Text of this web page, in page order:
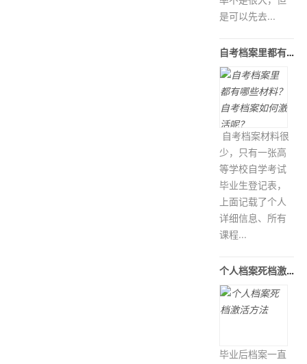
是可以先去...
自考档案里都有哪些材料？自考档案如
自考档案材料很
少，只有一张高
等学校自学考试
毕业生登记表，
上面记载了个人
详细信息、所有
课程...
个人档案死档激活方法
毕业后档案一直